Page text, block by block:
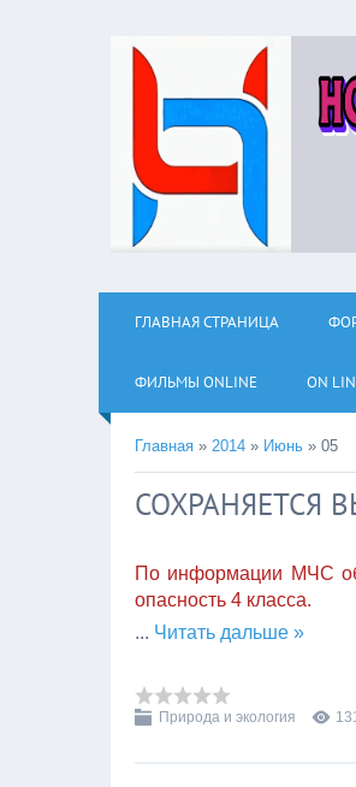
ГЛАВНАЯ СТРАНИЦА
ФИЛЬМЫ ОNLINE ON
Главная » 2014 » Июнь » 05
СОХРАНЯЕТСЯ
По информации МЧС
опасность 4 класса.
... Читать дальше »
Природа и экология